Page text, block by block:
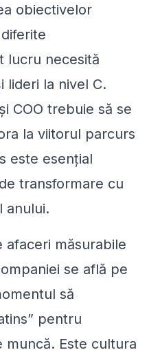
obiectivelor
lucru necesită
lideri la nivel C.
COO trebuie să se
la viitorul parcurs
este esențial
transformare cu
anului.
afaceri măsurabile
se află pe
să
pentru
Este cultura